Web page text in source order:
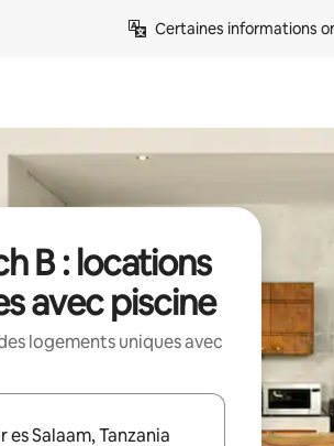
Certaines informations
B : locations
avec piscine
logements uniques avec
utilisez les flèches vers le haut et